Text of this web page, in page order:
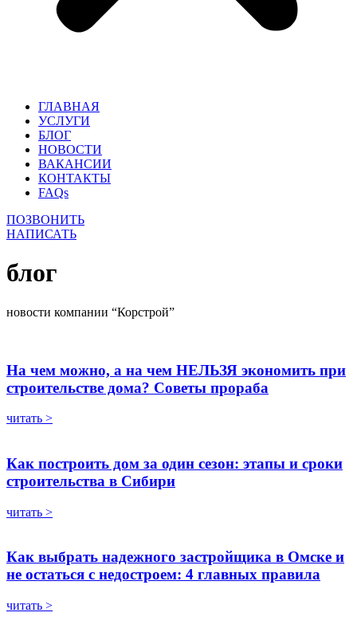
ГЛАВНАЯ
УСЛУГИ
БЛОГ
НОВОСТИ
ВАКАНСИИ
КОНТАКТЫ
FAQs
ПОЗВОНИТЬ
НАПИСАТЬ
блог
новости компании “Корстрой”
На чем можно, а на чем НЕЛЬЗЯ экономить при
строительстве дома? Советы прораба
читать >
Как построить дом за один сезон: этапы и сроки
строительства в Сибири
читать >
Как выбрать надежного застройщика в Омске и
не остаться с недостроем: 4 главных правила
читать >